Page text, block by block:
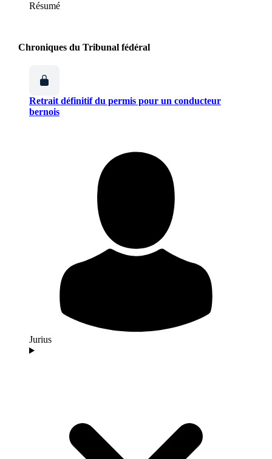
Résumé
Chroniques du Tribunal fédéral
Retrait définitif du permis pour un conducteur
bernois
Jurius